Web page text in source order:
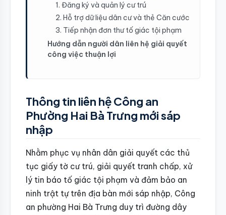
1. Đăng ký và quản lý cư trú
2. Hỗ trợ dữ liệu dân cư và thẻ Căn cước
3. Tiếp nhận đơn thư tố giác tội phạm
Hướng dẫn người dân liên hệ giải quyết
công việc thuận lợi
Thông tin liên hệ Công an
Phường Hai Bà Trưng mới sáp
nhập
Nhằm phục vụ nhân dân giải quyết các thủ
tục giấy tờ cư trú, giải quyết tranh chấp, xử
lý tin báo tố giác tội phạm và đảm bảo an
ninh trật tự trên địa bàn mới sáp nhập, Công
an phường Hai Bà Trưng duy trì đường dây